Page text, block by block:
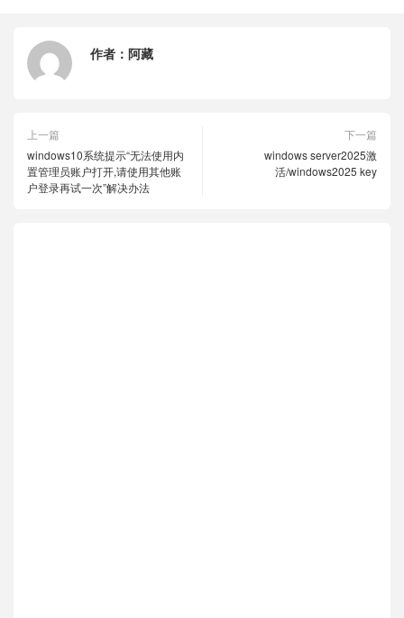
作者： 阿藏
上一篇
windows10系统提示“无法使用内
置管理员账户打开,请使用其他账
户登录再试一次”解决办法
下一篇
windows server2025激
活/windows2025 key